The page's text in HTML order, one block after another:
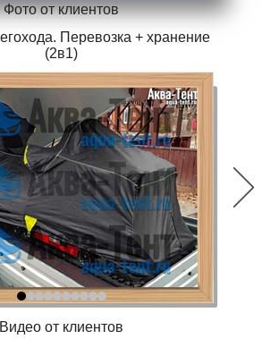
Фото от клиентов
Перевозка + хранение
(2в1)
Видео от клиентов